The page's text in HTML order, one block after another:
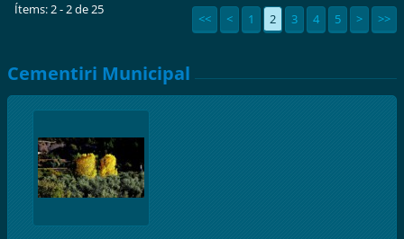
abans de la Batalla de
Ítems: 2 - 2 de 25
<< < 1 2 3 4 5 > >>
Cementiri Municipal